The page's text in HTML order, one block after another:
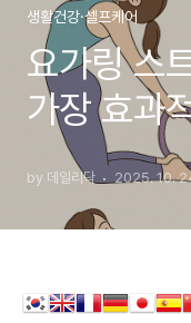
생활건강·셀프케어
요가링 스
가장 효과
법 가이드
by 데일리닥 2025. 10.